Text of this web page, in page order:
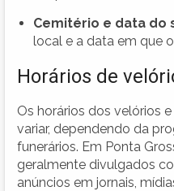
Cemitério e data do
local e a data em que
Horários de
Os horários dos velórios
variar, dependendo da
funerários. Em Ponta
geralmente divulgados
anúncios em jornais,